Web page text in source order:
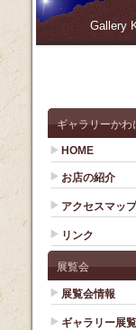
Gallery
ギャラリーかわ
HOME
お店の紹介
アクセスマップ
リンク
展覧会
展覧会情報
ギャラリー展